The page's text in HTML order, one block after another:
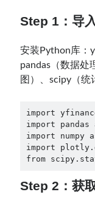
Step 1：导
安装Python库：
pandas（数据处
图）、scipy（统
import
import pandas
import numpy
import
Step 2：获